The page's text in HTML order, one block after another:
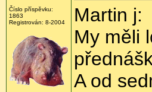
Číslo příspěvku:
1863
Registrován: 8-2004
Martin j:
My měli
A od